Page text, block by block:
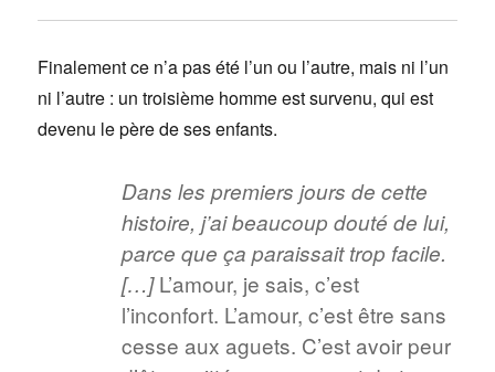
Finalement ce n’a pas été l’un ou l’autre, mais ni l’un
ni l’autre : un troisième homme est survenu, qui est
devenu le père de ses enfants.
Dans les premiers jours de cette
histoire, j’ai beaucoup douté de lui,
parce que ça paraissait trop facile.
[…]L’amour, je sais, c’est
l’inconfort. L’amour, c’est être sans
cesse aux aguets. C’est avoir peur